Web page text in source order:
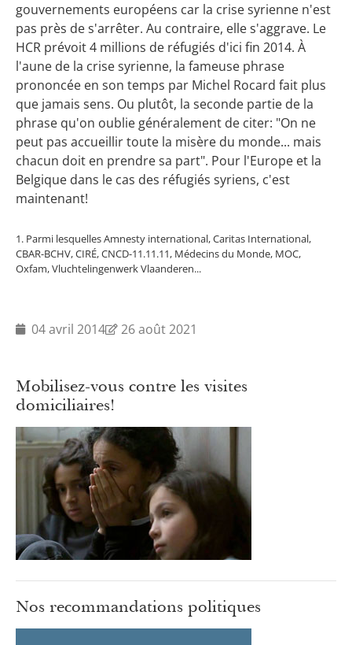
gouvernements européens car la crise syrienne n'est
pas près de s'arrêter. Au contraire, elle s'aggrave. Le
HCR prévoit 4 millions de réfugiés d'ici fin 2014. À
l'aune de la crise syrienne, la fameuse phrase
prononcée en son temps par Michel Rocard fait plus
que jamais sens. Ou plutôt, la seconde partie de la
phrase qu'on oublie généralement de citer: "On ne
peut pas accueillir toute la misère du monde... mais
chacun doit en prendre sa part". Pour l'Europe et la
Belgique dans le cas des réfugiés syriens, c'est
maintenant!
1. Parmi lesquelles Amnesty international, Caritas International,
CBAR-BCHV, CIRÉ, CNCD-11.11.11, Médecins du Monde, MOC,
Oxfam, Vluchtelingenwerk Vlaanderen...
04 avril 2014 26 août 2021
Mobilisez-vous contre les visites
domiciliaires!
Nos recommandations politiques